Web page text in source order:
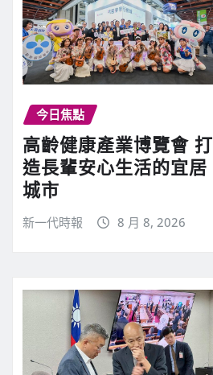
今日焦點
高齡健康產業博覽會 打
造長輩安心生活的宜居
城市
新一代時報 8 月 8, 2026